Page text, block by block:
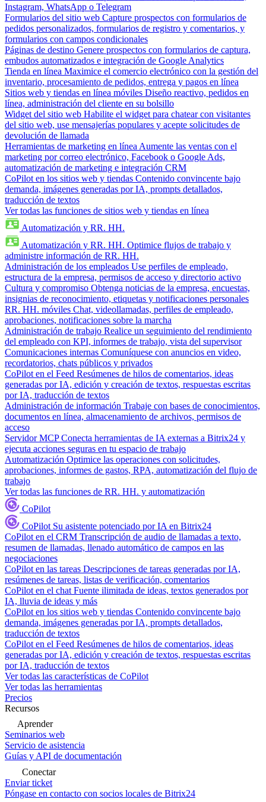
Instagram, WhatsApp o Telegram
Formularios del sitio web Capture prospectos con formularios de
pedidos personalizados, formularios de registro y comentarios, y
formularios con campos condicionales
Páginas de destino Genere prospectos con formularios de captura,
embudos automatizados e integración de Google Analytics
Tienda en línea Maximice el comercio electrónico con la gestión del
inventario, procesamiento de pedidos, entrega y pagos en línea
Sitios web y tiendas en línea móviles Diseño reactivo, pedidos en
línea, administración del cliente en su bolsillo
Widget del sitio web Habilite el widget para chatear con visitantes
del sitio web, use mensajerías populares y acepte solicitudes de
devolución de llamada
Herramientas de marketing en línea Aumente las ventas con el
marketing por correo electrónico, Facebook o Google Ads,
automatización de marketing e integración CRM
CoPilot en los sitios web y tiendas Contenido convincente bajo
demanda, imágenes generadas por IA, prompts detallados,
traducción de textos
Ver todas las funciones de sitios web y tiendas en línea
Automatización y RR. HH.
Automatización y RR. HH. Optimice flujos de trabajo y
administre información de RR. HH.
Administración de los empleados Use perfiles de empleado,
estructura de la empresa, permisos de acceso y directorio activo
Cultura y compromiso Obtenga noticias de la empresa, encuestas,
insignias de reconocimiento, etiquetas y notificaciones personales
RR. HH. móviles Chat, videollamadas, perfiles de empleado,
aprobaciones, notificaciones sobre la marcha
Administración de trabajo Realice un seguimiento del rendimiento
del empleado con KPI, informes de trabajo, vista del supervisor
Comunicaciones internas Comuníquese con anuncios en video,
recordatorios, chats públicos y privados
CoPilot en el Feed Resúmenes de hilos de comentarios, ideas
generadas por IA, edición y creación de textos, respuestas escritas
por IA, traducción de textos
Administración de información Trabaje con bases de conocimientos,
documentos en línea, almacenamiento de archivos, permisos de
acceso
Servidor MCP Conecta herramientas de IA externas a Bitrix24 y
ejecuta acciones seguras en tu espacio de trabajo
Automatización Optimice las operaciones con solicitudes,
aprobaciones, informes de gastos, RPA, automatización del flujo de
trabajo
Ver todas las funciones de RR. HH. y automatización
CoPilot
CoPilot Su asistente potenciado por IA en Bitrix24
CoPilot en el CRM Transcripción de audio de llamadas a texto,
resumen de llamadas, llenado automático de campos en las
negociaciones
CoPilot en las tareas Descripciones de tareas generadas por IA,
resúmenes de tareas, listas de verificación, comentarios
CoPilot en el chat Fuente ilimitada de ideas, textos generados por
IA, lluvia de ideas y más
CoPilot en los sitios web y tiendas Contenido convincente bajo
demanda, imágenes generadas por IA, prompts detallados,
traducción de textos
CoPilot en el Feed Resúmenes de hilos de comentarios, ideas
generadas por IA, edición y creación de textos, respuestas escritas
por IA, traducción de textos
Ver todas las características de CoPilot
Ver todas las herramientas
Precios
Recursos
Aprender
Seminarios web
Servicio de asistencia
Guías y API de documentación
Conectar
Enviar ticket
Póngase en contacto con socios locales de Bitrix24